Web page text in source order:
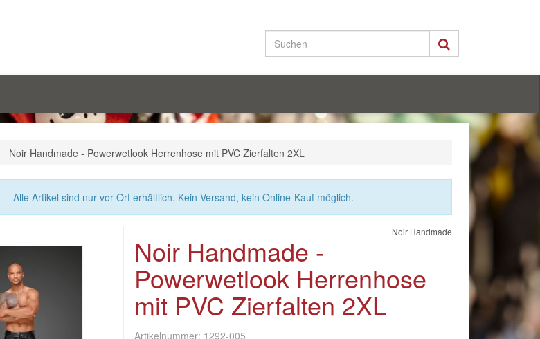
Noir Handmade - Powerwetlook Herrenhose mit PVC Zierfalten 2XL
— Alle Artikel sind nur vor Ort erhältlich. Kein Versand, kein Online-Kauf möglich.
Noir Handmade
Noir Handmade -
Powerwetlook Herrenhose
mit PVC Zierfalten 2XL
Artikelnummer: 1292-005